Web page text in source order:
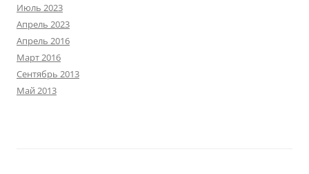
Июль 2023
Апрель 2023
Апрель 2016
Март 2016
Сентябрь 2013
Май 2013